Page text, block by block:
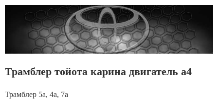
Трамблер тойота карина двигатель а4
Трамблер 5a, 4a, 7a